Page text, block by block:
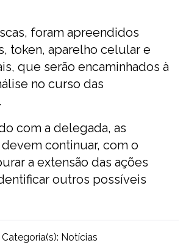
foram apreendidos
token, aparelho celular e
que serão encaminhados à
no curso das
com a delegada, as
continuar, com o
a extensão das ações
outros possíveis
Categoria(s): Notícias